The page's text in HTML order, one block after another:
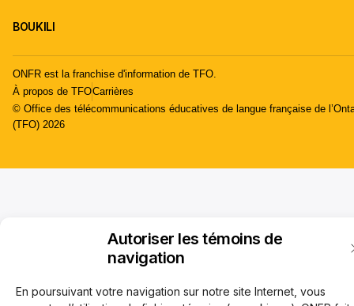
Autoriser les témoins de
navigation
En poursuivant votre navigation sur notre site Internet, vous
BOUKILI
ONFR est la franchise d'information de TFO.
À propos de TFOCarrières
© Office des télécommunications éducatives de langue française de
(TFO) 2026